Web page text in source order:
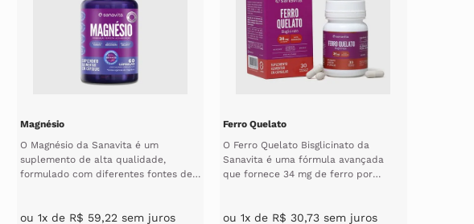
Magnésio
O Magnésio da Sanavita é um
suplemento de alta qualidade,
formulado com diferentes fontes de
ou 1x de R$ 59,22 sem juros
Ferro Quelato
O Ferro Quelato Bisglicinato da
Sanavita é uma fórmula avançada
que fornece 34 mg de ferro por
ou1x de R$ 30,73 sem juros